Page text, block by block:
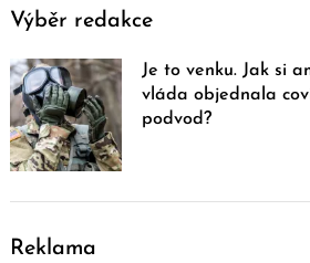
Výběr redakce
Je to venku. Jak si
vláda objednala
podvod?
Reklama